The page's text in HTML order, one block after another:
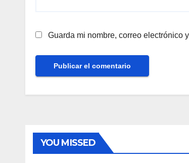
Guarda mi nombre, correo electrónico
YOU MISSED